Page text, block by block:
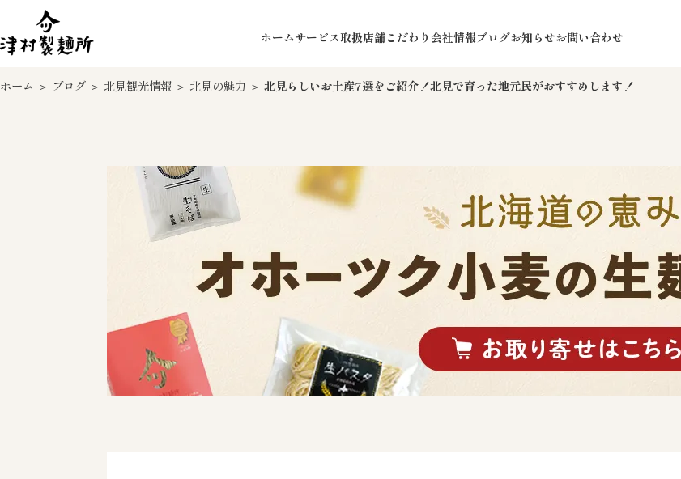
ホームサービス取扱店舗こだわり 会社情報ブログお知らせお問い合わせ
ホーム ＞ ブログ ＞ 北見観光情報 ＞ 北見の魅力 ＞ 北見らしいお土産7選をご紹介！北見で育った地元民がおすすめします！